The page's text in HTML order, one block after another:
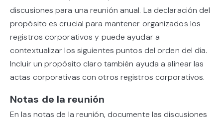
discusiones para una reunión anual. La declaración del
propósito es crucial para mantener organizados los
registros corporativos y puede ayudar a
contextualizar los siguientes puntos del orden del día.
Incluir un propósito claro también ayuda a alinear las
actas corporativas con otros registros corporativos.
Notas de la reunión
En las notas de la reunión, documente las discusiones